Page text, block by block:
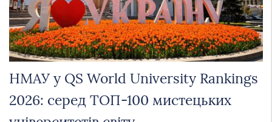
НМАУ у QS World University Rankings
2026: серед ТОП-100 мистецьких